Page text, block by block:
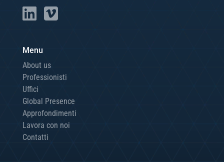
Menu
About us
Professionisti
Uffici
Global Presence
Approfondimenti
Lavora con noi
Contatti